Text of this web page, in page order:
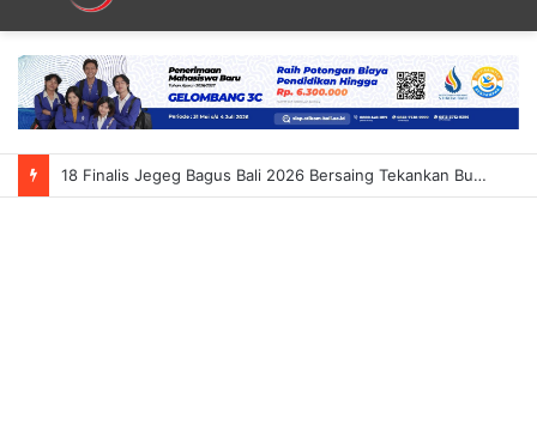
18 Finalis Jegeg Bagus Bali 2026 Bersaing Tekankan Budaya Dan Pariwisata Berkelanjutan